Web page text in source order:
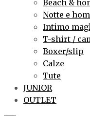
Beach &
Notte e
Intimo
T-shirt /
Boxer/slip
Calze
Tute
JUNIOR
OUTLET